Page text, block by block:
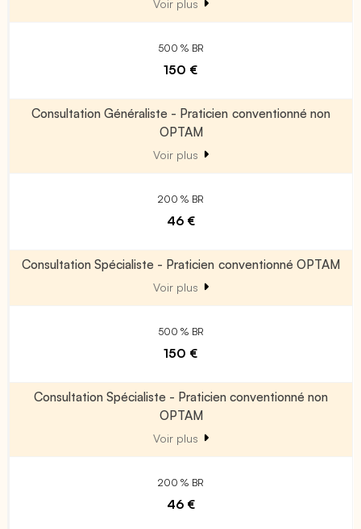
Voir plus
500 % BR
150 €
Consultation Généraliste - Praticien conventionné non
OPTAM
Voir plus
200 % BR
46 €
Consultation Spécialiste - Praticien conventionné OPTAM
Voir plus
500 % BR
150 €
Consultation Spécialiste - Praticien conventionné non
OPTAM
Voir plus
200 % BR
46 €